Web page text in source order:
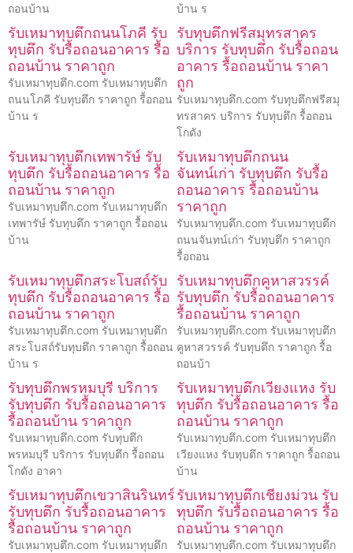
ถอนบ้าน
บ้าน ร
รับเหมาทุบตึกถนนโภคี รับ
ทุบตึก รับรื้อถอนอาคาร รื้อ
ถอนบ้าน ราคาถูก
รับเหมาทุบตึก.com รับเหมาทุบตึก
ถนนโภคี รับทุบตึก ราคาถูก รื้อถอน
บ้าน ร
รับทุบตึกฟรีสมุทรสาคร
บริการ รับทุบตึก รับรื้อถอน
อาคาร รื้อถอนบ้าน ราคา
ถูก
รับเหมาทุบตึก.com รับทุบตึกฟรีสมุ
ทรสาคร บริการ รับทุบตึก รื้อถอน
โกดัง
รับเหมาทุบตึกเทพารัษ์ รับ
ทุบตึก รับรื้อถอนอาคาร รื้อ
ถอนบ้าน ราคาถูก
รับเหมาทุบตึก.com รับเหมาทุบตึก
เทพารัษ์ รับทุบตึก ราคาถูก รื้อถอน
บ้าน
รับเหมาทุบตึกถนน
จันทน์เก่า รับทุบตึก รับรื้อ
ถอนอาคาร รื้อถอนบ้าน
ราคาถูก
รับเหมาทุบตึก.com รับเหมาทุบตึก
ถนนจันทน์เก่า รับทุบตึก ราคาถูก
รื้อถอน
รับเหมาทุบตึกสระโบสถ์รับ
ทุบตึก รับรื้อถอนอาคาร รื้อ
ถอนบ้าน ราคาถูก
รับเหมาทุบตึก.com รับเหมาทุบตึก
สระโบสถ์รับทุบตึก ราคาถูก รื้อถอน
บ้าน ร
รับเหมาทุบตึกคูหาสวรรค์
รับทุบตึก รับรื้อถอนอาคาร
รื้อถอนบ้าน ราคาถูก
รับเหมาทุบตึก.com รับเหมาทุบตึก
คูหาสวรรค์ รับทุบตึก ราคาถูก รื้อ
ถอนบ้า
รับทุบตึกพรหมบุรี บริการ
รับทุบตึก รับรื้อถอนอาคาร
รื้อถอนบ้าน ราคาถูก
รับเหมาทุบตึก.com รับทุบตึก
พรหมบุรี บริการ รับทุบตึก รื้อถอน
โกดัง อาคา
รับเหมาทุบตึกเวียงแหง รับ
ทุบตึก รับรื้อถอนอาคาร รื้อ
ถอนบ้าน ราคาถูก
รับเหมาทุบตึก.com รับเหมาทุบตึก
เวียงแหง รับทุบตึก ราคาถูก รื้อถอน
บ้าน
รับเหมาทุบตึกเขวาสินรินทร์
รับทุบตึก รับรื้อถอนอาคาร
รื้อถอนบ้าน ราคาถูก
รับเหมาทุบตึก.com รับเหมาทุบตึก
รับเหมาทุบตึกเชียงม่วน รับ
ทุบตึก รับรื้อถอนอาคาร รื้อ
ถอนบ้าน ราคาถูก
รับเหมาทุบตึก.com รับเหมาทุบตึก